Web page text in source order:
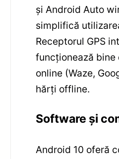
și Android Auto
simplifică
Receptorul GPS
funcționează
online (Waze,
hărți offline.
Software și
Android 10 oferă